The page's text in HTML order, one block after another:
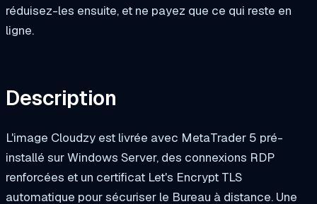
réduisez-les ensuite, et ne payez que ce qui reste en
ligne.
Description
L'image Cloudzy est livrée avec MetaTrader 5 pré-
installé sur Windows Server, des connexions RDP
renforcées et un certificat Let's Encrypt TLS
automatique pour sécuriser le Bureau à distance. Une